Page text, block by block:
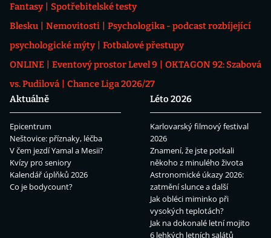
Fantasy
Spotřebitelské testy
Blesku
Nemovitosti
Psychologika - podcast rozbíjející
psychologické mýty
Fotbalové přestupy
ONLINE
Eventový prostor Level 9
OKTAGON 92: Szabová
vs. Pudilová
Chance Liga 2026/27
Aktuálně
Epicentrum
Neštovice: příznaky, léčba
V čem jezdí Yamal a Mesii?
Kvízy pro seniory
Kalendář úplňků 2026
Co je bodycount?
Léto 2026
Karlovarský filmový festival
2026
Znamení, že jste potkali
někoho z minulého života
Astronomické úkazy 2026:
zatmění slunce a další
Jak obléci miminko při
vysokých teplotách?
Jak na dokonalé letní mojito
6 lehkých letních salátů